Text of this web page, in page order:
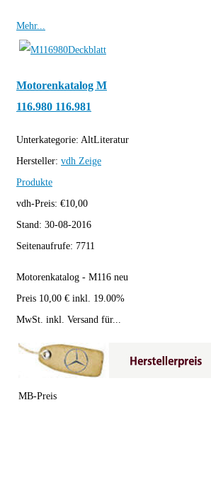
Mehr...
Motorenkatalog M
116.980 116.981
Unterkategorie: AltLiteratur
Hersteller: vdh Zeige
Produkte
vdh-Preis: €10,00
Stand: 30-08-2016
Seitenaufrufe: 7711
Motorenkatalog - M116 neu
Preis 10,00 € inkl. 19.00%
MwSt. inkl. Versand für...
MB-Preis